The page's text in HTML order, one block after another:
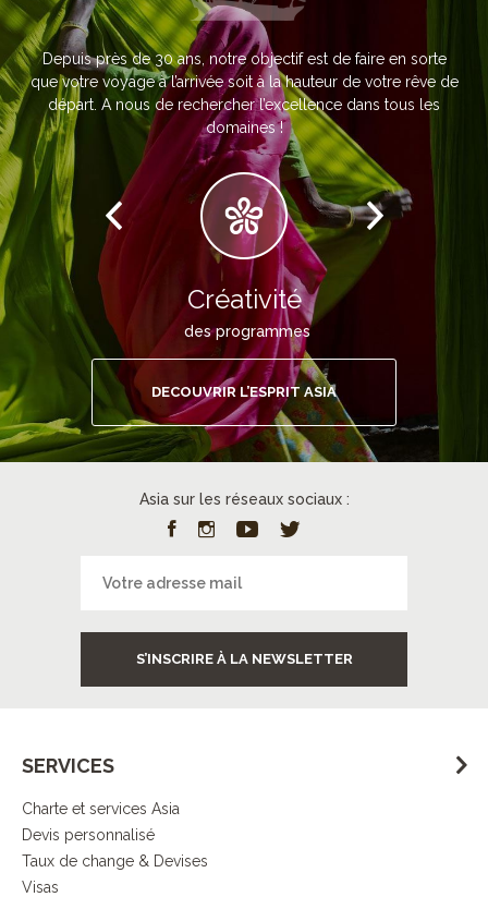
Depuis près de 30 ans, notre objectif est de faire en sorte
que votre voyage à l’arrivée soit à la hauteur de votre rêve de
départ. A nous de rechercher l’excellence dans tous les
domaines !
Créativité
des programmes
DECOUVRIR L’ESPRIT ASIA
Asia sur les réseaux sociaux :
S’INSCRIRE À LA NEWSLETTER
SERVICES
Charte et services Asia
Devis personnalisé
Taux de change & Devises
Visas